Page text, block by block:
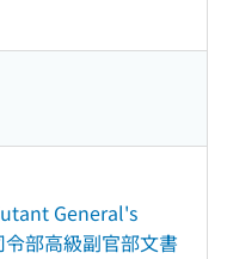
General's
部高級副官部文書